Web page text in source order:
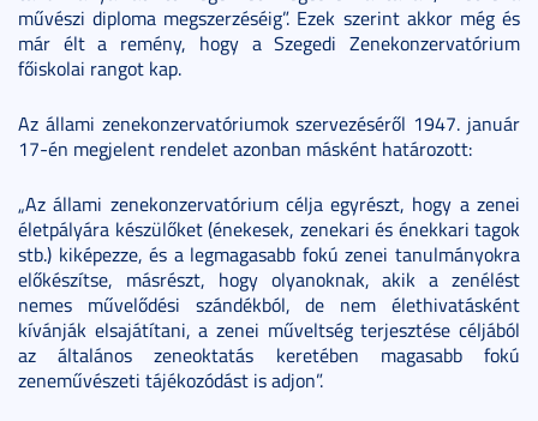
művészi diploma megszerzéséig”. Ezek szerint akkor még és
már élt a remény, hogy a Szegedi Zenekonzervatórium
főiskolai rangot kap.
Az állami zenekonzervatóriumok szervezéséről 1947. január
17-én megjelent rendelet azonban másként határozott:
„Az állami zenekonzervatórium célja egyrészt, hogy a zenei
életpályára készülőket (énekesek, zenekari és énekkari tagok
stb.) kiképezze, és a legmagasabb fokú zenei tanulmányokra
előkészítse, másrészt, hogy olyanoknak, akik a zenélést
nemes művelődési szándékból, de nem élethivatásként
kívánják elsajátítani, a zenei műveltség terjesztése céljából
az általános zeneoktatás keretében magasabb fokú
zeneművészeti tájékozódást is adjon”.